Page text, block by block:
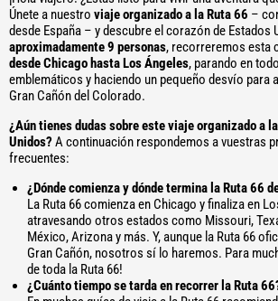
Únete a nuestro viaje organizado a la Ruta 66 –
desde España – y descubre el corazón de Estados
aproximadamente 9 personas, recorreremos esta
desde Chicago hasta Los Ángeles, parando en
emblemáticos y haciendo un pequeño desvío para
Gran Cañón del Colorado.
¿Aún tienes dudas sobre este viaje organizado a
Unidos? A continuación respondemos a vuestras
frecuentes:
¿Dónde comienza y dónde termina la Ruta 66
La Ruta 66 comienza en Chicago y finaliza en
atravesando otros estados como Missouri,
México, Arizona y más. Y, aunque la Ruta 66
Gran Cañón, nosotros sí lo haremos. Para
de toda la Ruta 66!
¿Cuánto tiempo se tarda en recorrer la Ruta